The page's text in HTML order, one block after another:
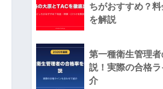
ちがおすすめ？
を解説
第一種衛生管理
説！実際の合格
介